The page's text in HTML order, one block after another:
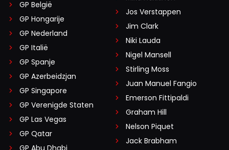
GP België
GP Hongarije
GP Nederland
GP Italië
GP Spanje
GP Azerbeidzjan
GP Singapore
GP Verenigde Staten
GP Las Vegas
GP Qatar
Jos Verstappen
Jim Clark
Niki Lauda
Nigel Mansell
Stirling Moss
Juan Manuel Fangio
Emerson Fittipaldi
Graham Hill
Nelson Piquet
Jack Brabham